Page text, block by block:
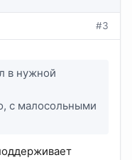
#3
в нужной
с малосольными